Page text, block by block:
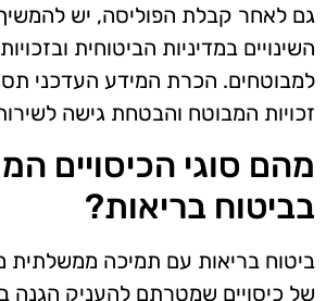
גם לאחר קבלת הפוליסה, יש
השינויים במדיניות הביטוחית
למבוטחים. הכרת המידע העדכני
זכויות המבוטח והבטחת גישה
מהם סוגי הכיסויים
בביטוח בריאות?
ביטוח בריאות עם תמיכה ממשלתית
של כיסויים שמטרתם להעניק הגנה